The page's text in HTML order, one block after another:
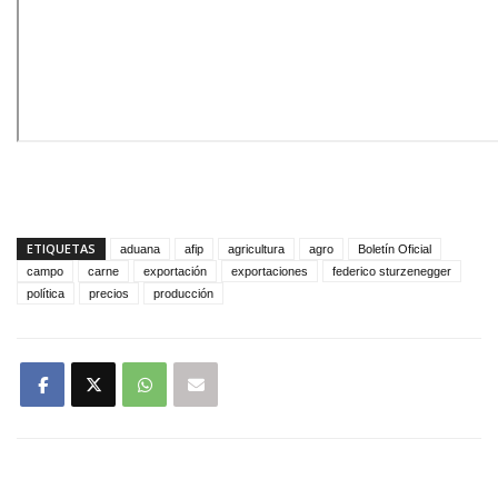
ETIQUETAS aduana afip agricultura agro
Boletín Oficial
campo
carne exportación exportaciones
federico sturzenegger
política
precios producción